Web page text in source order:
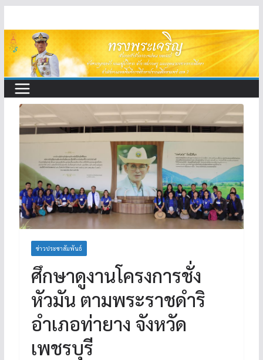
to
content
ข่าวประชาสัมพันธ์
ศึกษาดูงานโครงการชั่ง
หัวมัน ตามพระราชดำริ
อำเภอท่ายาง จังหวัด
เพชรบุรี